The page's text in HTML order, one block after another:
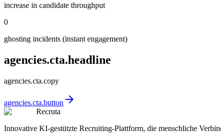
increase in candidate throughput
0
ghosting incidents (instant engagement)
agencies.cta.headline
agencies.cta.copy
agencies.cta.button
Recruta
Innovative KI-gestützte Recruiting-Plattform, die menschliche